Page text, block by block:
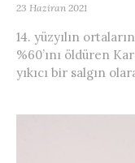
23 Haziran 2021
14. yüzyılın
%60’ını öldüren
yıkıcı bir salgın